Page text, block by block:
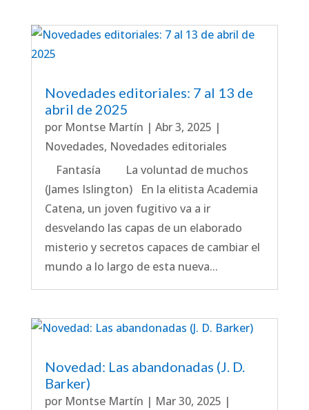
Novedades editoriales: 7 al 13 de
abril de 2025
por Montse Martín | Abr 3, 2025 |
Novedades, Novedades editoriales
Fantasía La voluntad de muchos
(James Islington) En la elitista Academia
Catena, un joven fugitivo va a ir
desvelando las capas de un elaborado
misterio y secretos capaces de cambiar el
mundo a lo largo de esta nueva...
Novedad: Las abandonadas (J. D.
Barker)
por Montse Martín | Mar 30, 2025 |